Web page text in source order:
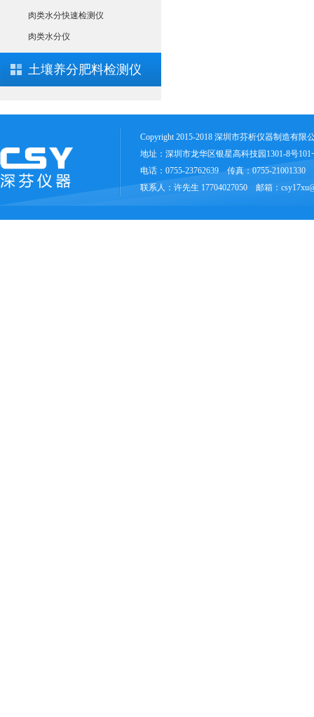
肉类水分快速检测仪
肉类水分仪
土壤养分肥料检测仪
Copyright 2015-2018 深圳市芬析仪器制造有
地址：深圳市龙华区银星高科技园1301-8号101
电话：0755-23762639 传真：0755-21001330
联系人：许先生 17704027050 邮箱：